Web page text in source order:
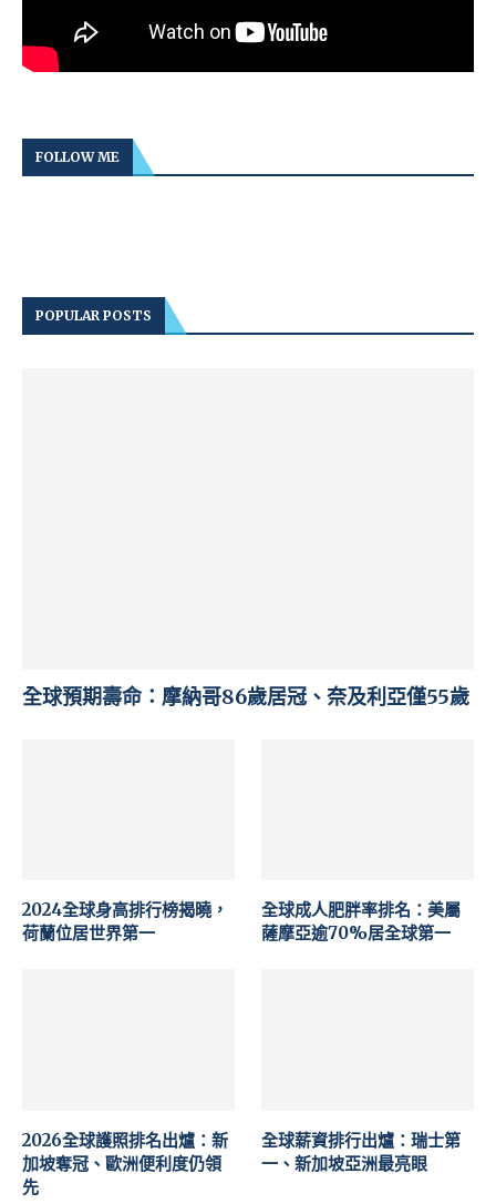
FOLLOW ME
POPULAR POSTS
全球預期壽命：摩納哥86歲居冠、奈及利亞僅55歲
2024全球身高排行榜揭曉，
荷蘭位居世界第一
全球成人肥胖率排名：美屬
薩摩亞逾70%居全球第一
2026全球護照排名出爐：新
加坡奪冠、歐洲便利度仍領
先
全球薪資排行出爐：瑞士第
一、新加坡亞洲最亮眼